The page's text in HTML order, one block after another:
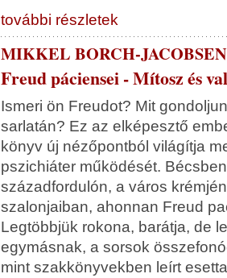
további részletek
MIKKEL BORCH-JACOBSEN
Freud páciensei - Mítosz és
Ismeri ön Freudot? Mit
sarlatán? Ez az elképesztő
könyv új nézőpontból világítja
pszichiáter működését.
századfordulón, a város
szalonjaiban, ahonnan Freud
Legtöbbjük rokona, barátja, de
egymásnak, a sorsok
mint szakkönyvekben leírt